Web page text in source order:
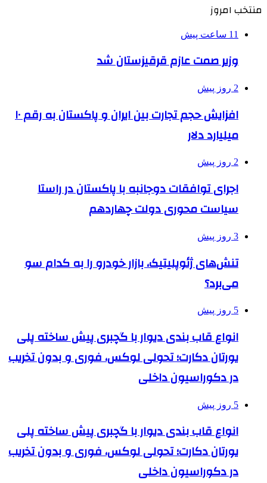
منتخب امروز
11 ساعت پیش
وزیر صمت عازم قرقیزستان شد
2 روز پیش
افزایش حجم تجارت بین ایران و پاکستان به رقم ۱۰
میلیارد دلار
2 روز پیش
اجرای توافقات دوجانبه با پاکستان در راستا
سیاست محوری دولت چهاردهم
3 روز پیش
تنش‌های ژئوپلیتیک، بازار خودرو را به کدام سو
می‌برد؟
5 روز پیش
انواع قاب بندی دیوار با گچبری پیش ساخته پلی
یورتان دکارت؛ تحولی لوکس، فوری و بدون تخریب
در دکوراسیون داخلی
5 روز پیش
انواع قاب بندی دیوار با گچبری پیش ساخته پلی
یورتان دکارت؛ تحولی لوکس، فوری و بدون تخریب
در دکوراسیون داخلی